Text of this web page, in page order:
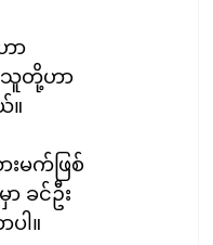
ာ
စ်သူတို့ဟာ
။
မက်ဖြစ်
ခင်ဦး
ါ။